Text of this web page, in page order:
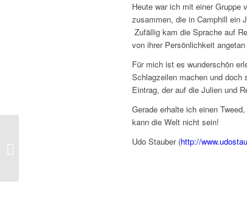
Heute war ich mit einer Gruppe
zusammen, die in Camphill ein
Zufällig kam die Sprache auf
von ihrer Persönlichkeit
Für mich ist es wunderschön
Schlagzeilen machen und doch
Eintrag, der auf die Julien und
Gerade erhalte ich einen
kann die Welt nicht sein!
Udo Stauber (http://